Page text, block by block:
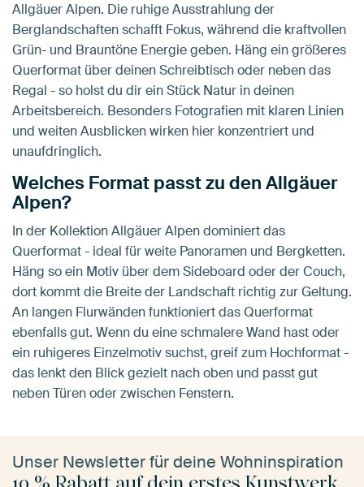
Allgäuer Alpen. Die ruhige Ausstrahlung der
Berglandschaften schafft Fokus, während die kraftvollen
Grün- und Brauntöne Energie geben. Häng ein größeres
Querformat über deinen Schreibtisch oder neben das
Regal - so holst du dir ein Stück Natur in deinen
Arbeitsbereich. Besonders Fotografien mit klaren Linien
und weiten Ausblicken wirken hier konzentriert und
unaufdringlich.
Welches Format passt zu den Allgäuer
Alpen?
In der Kollektion Allgäuer Alpen dominiert das
Querformat - ideal für weite Panoramen und Bergketten.
Häng so ein Motiv über dem Sideboard oder der Couch,
dort kommt die Breite der Landschaft richtig zur Geltung.
An langen Flurwänden funktioniert das Querformat
ebenfalls gut. Wenn du eine schmalere Wand hast oder
ein ruhigeres Einzelmotiv suchst, greif zum Hochformat -
das lenkt den Blick gezielt nach oben und passt gut
neben Türen oder zwischen Fenstern.
Unser Newsletter für deine Wohninspiration